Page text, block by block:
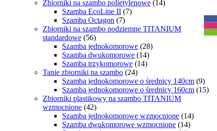
Zbiorniki na szambo polietylenowe (14)
Szamba EcoLine II (7)
Szamba Octagon (7)
Zbiorniki na szambo podziemne TITANIUM
standardowe (56)
Szamba jednokomorowe (28)
Szamba dwukomorowe (14)
Szamba trzykomorowe (14)
Tanie zbiorniki na szambo (24)
Szamba jednokomorowe o średnicy 140cm (9)
Szamba jednokomorowe o średnicy 160cm (15)
Zbiorniki plastikowy na szambo TITANIUM
wzmocnione (42)
Szamba jednokomorowe wzmocnione (14)
Szamba dwukomorowe wzmocnione (14)